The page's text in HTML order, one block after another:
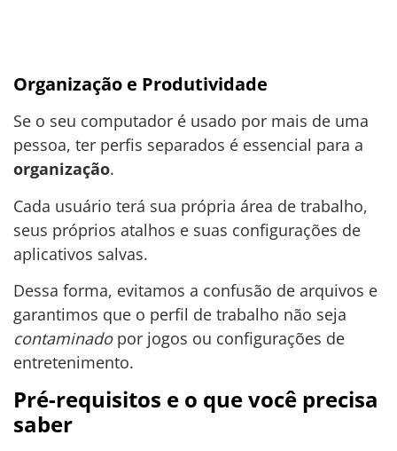
Organização e Produtividade
Se o seu computador é usado por mais de uma
pessoa, ter perfis separados é essencial para a
organização.
Cada usuário terá sua própria área de trabalho,
seus próprios atalhos e suas configurações de
aplicativos salvas.
Dessa forma, evitamos a confusão de arquivos e
garantimos que o perfil de trabalho não seja
contaminadopor jogos ou configurações de
entretenimento.
Pré-requisitos e o que você precisa
saber